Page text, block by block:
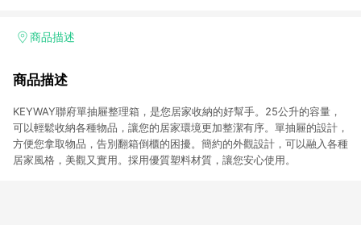
加入WOW會員告別湊免運，火箭速配、火箭跨境優質選品不限金
商品描述
商品描述
KEYWAY聯府單抽屜整理箱，是您居家收納的好幫手。25公升的容量，
可以輕鬆收納各種物品，讓您的居家環境更加整潔有序。單抽屜的設計，
方便您拿取物品，告別翻箱倒櫃的困擾。簡約的外觀設計，可以融入各種
居家風格，美觀又實用。採用優質塑料材質，讓您安心使用。